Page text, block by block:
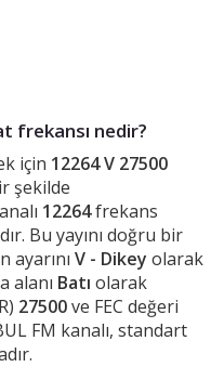
frekansı nedir?
için 12264 V 27500
şekilde
12264frekans
Bu yayını doğru bir
ayarını V - Dikey olarak
alanı Batı olarak
27500ve FEC değeri
FM kanalı, standart